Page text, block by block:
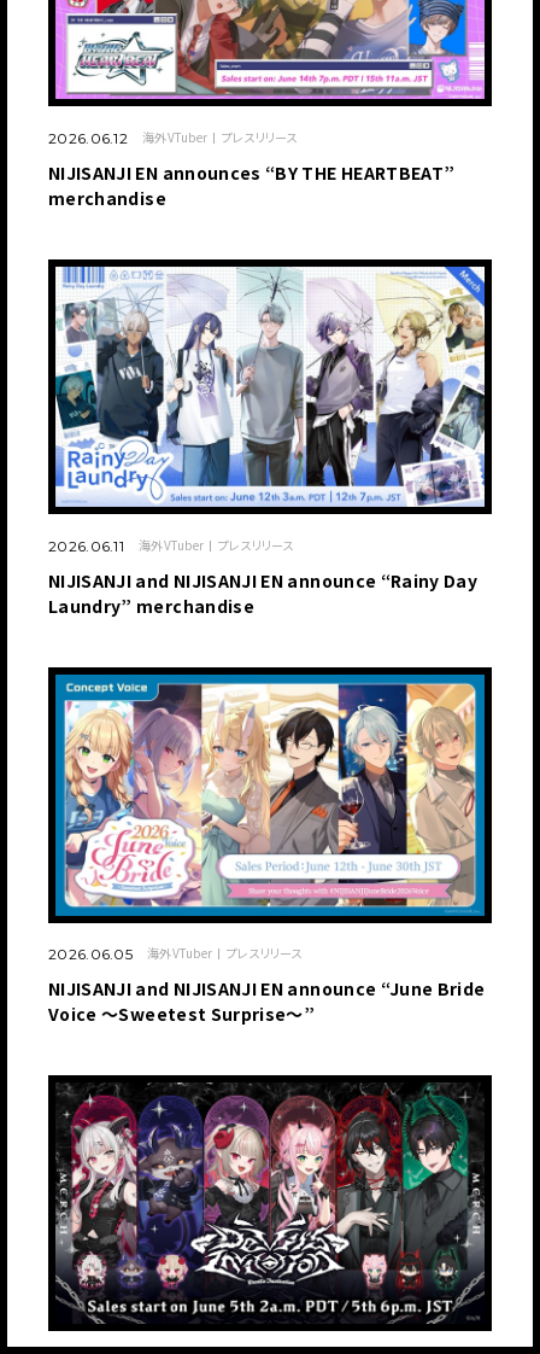
2026.06.12 海外VTuber プレスリリース
NIJISANJI EN announces “BY THE HEARTBEAT”
merchandise
2026.06.11 海外VTuber プレスリリース
NIJISANJI and NIJISANJI EN announce “Rainy Day
Laundry” merchandise
2026.06.05 海外VTuber プレスリリース
NIJISANJI and NIJISANJI EN announce “June Bride
Voice ～Sweetest Surprise～”